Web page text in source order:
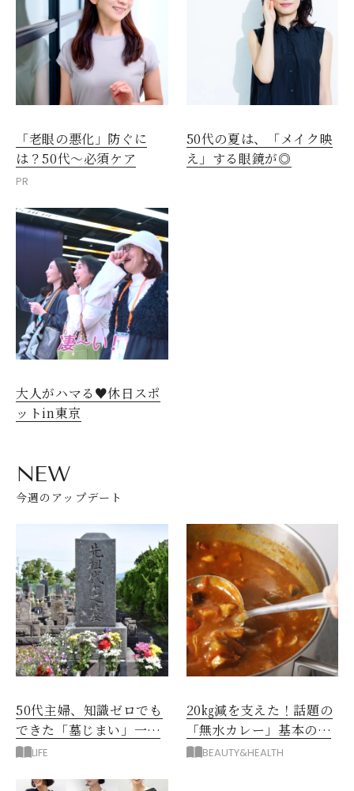
「老眼の悪化」防ぐに
は？50代～必須ケア
PR
50代の夏は、「メイク映
え」する眼鏡が◎
大人がハマる♥休日スポ
ットin東京
NEW
今週のアップデート
50代主婦、知識ゼロでも
できた「墓じまい」一つ
後悔したのは、ある順
LIFE
20㎏減を支えた！話題の
「無水カレー」基本の作
り方とおすすめルウ6選
BEAUTY&HEALTH